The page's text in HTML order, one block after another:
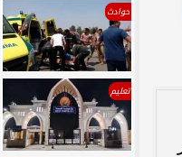
حوادث
تعليم